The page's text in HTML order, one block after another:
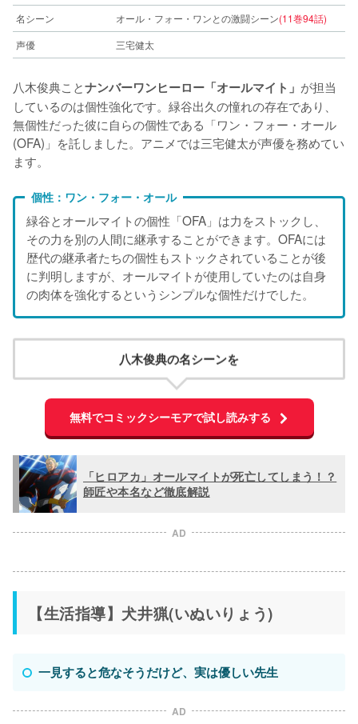
名シーン
オール・フォー・ワンとの激闘シーン(11巻94話)
声優
三宅健太
八木俊典ことナンバーワンヒーロー「オールマイト」 が担当
しているのは個性強化です。緑谷出久の憧れの存在であり、
無個性だった彼に自らの個性である「ワン・フォー・オール
(OFA)」を託しました。アニメでは三宅健太が声優を務めてい
ます。
個性：ワン・フォー・オール
緑谷とオールマイトの個性「OFA」は力をストックし、
その力を別の人間に継承することができます。OFAには
歴代の継承者たちの個性もストックされていることが後
に判明しますが、オールマイトが使用していたのは自身
の肉体を強化するというシンプルな個性だけでした。
八木俊典の名シーンを
無料でコミックシーモアで試し読みする
「ヒロアカ」オールマイトが死亡してしまう！？
師匠や本名など徹底解説
AD
【生活指導】犬井猟(いぬいりょう)
一見すると危なそうだけど、実は優しい先生
AD